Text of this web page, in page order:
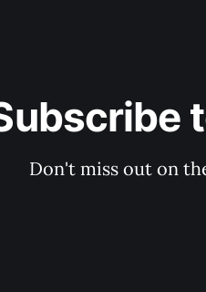
Don't miss out on